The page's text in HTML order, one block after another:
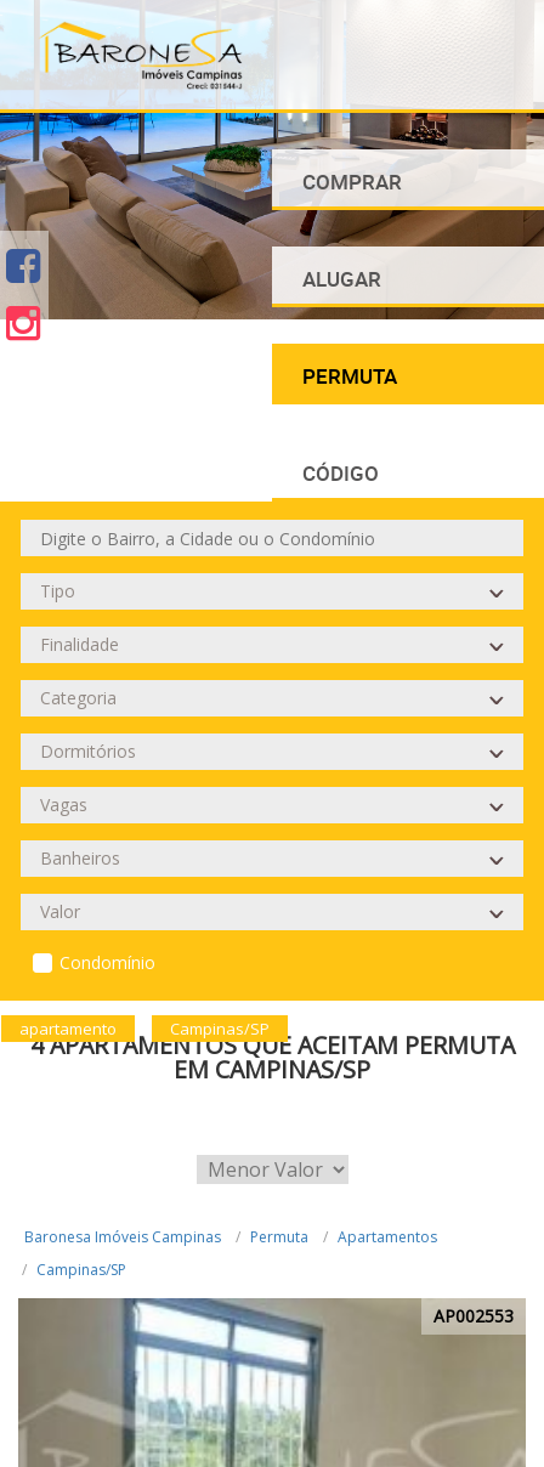
COMPRAR
ALUGAR
PERMUTA
CÓDIGO
Condomínio
apartamento Campinas/SP
4 APARTAMENTOS QUE ACEITAM PERMUTA
EM CAMPINAS/SP
Baronesa Imóveis Campinas Permuta
Apartamentos
Campinas/SP
AP002553